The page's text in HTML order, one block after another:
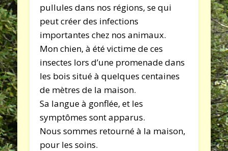
pullules dans nos régions, se qui
peut créer des infections
importantes chez nos animaux.
Mon chien, à été victime de ces
insectes lors d’une promenade dans
les bois situé à quelques centaines
de mètres de la maison.
Sa langue à gonflée, et les
symptômes sont apparus.
Nous sommes retourné à la maison,
pour les soins.